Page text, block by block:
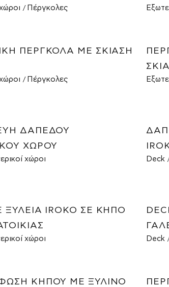
Πέργκολες
ΠΈΡΓΚΟΛΑ ΜΕ ΣΚΊΑΣΗ
Πέργκολες
ΔΑΠΈΔΟΥ
ΧΏΡΟΥ
χώροι Deck
ΞΥΛΕΊΑ IROKO ΣΕ ΚΉΠΟ
χώροι Deck
ΚΉΠΟΥ ΜΕ ΞΎΛΙΝΟ